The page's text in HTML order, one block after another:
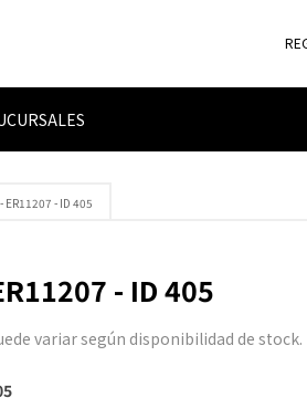
ER11207 - ID 405
- ID 405
variar según disponibilidad de stock.